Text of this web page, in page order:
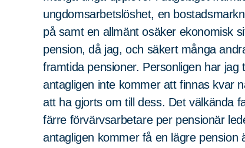
ungdomsarbetslöshet, en
på samt en allmänt osäker ekonomisk
pension, då jag, och säkert många
framtida pensioner. Personligen har
antagligen inte kommer att finnas kvar
att ha gjorts om till dess. Det välkända
färre förvärvsarbetare per pensionär
antagligen kommer få en lägre